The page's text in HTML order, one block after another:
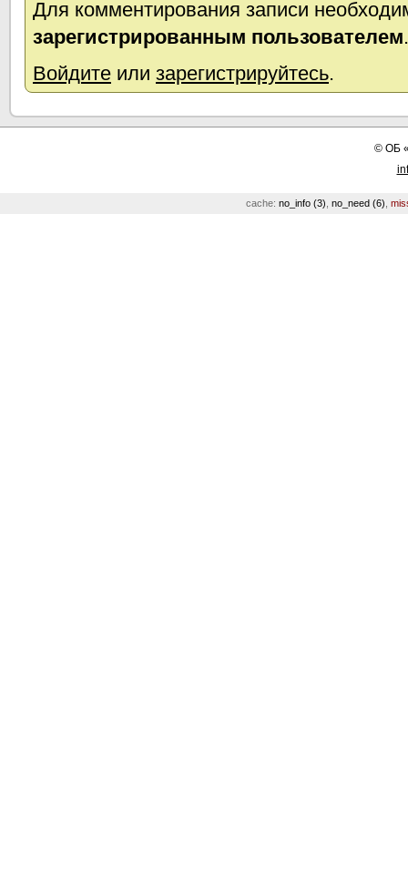
Для комментирования записи
зарегистрированным пользователем.
Войдите или зарегистрируйтесь.
©ОБ
cache: no_info (3) no_need (6)